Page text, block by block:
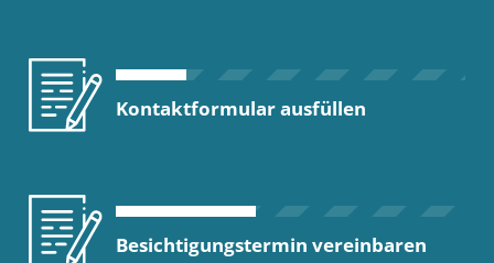
Kontaktformular ausfüllen
Besichtigungstermin vereinbaren